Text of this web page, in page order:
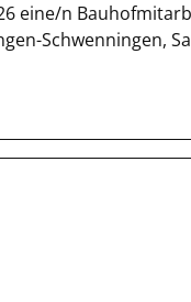
eine/n
Schwenningen,